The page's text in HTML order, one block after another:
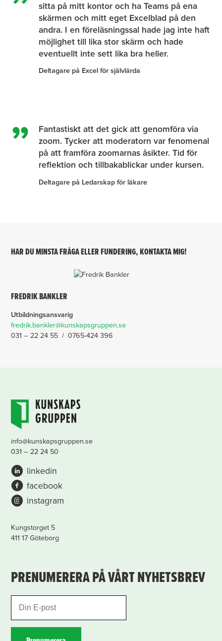
sitta på mitt kontor och ha Teams på ena
skärmen och mitt eget Excelblad på den
andra. I en föreläsningssal hade jag inte haft
möjlighet till lika stor skärm och hade
eventuellt inte sett lika bra heller.
Deltagare på Excel för självlärda
Fantastiskt att det gick att genomföra via
zoom. Tycker att moderatorn var fenomenal
på att framföra zoomarnas åsikter. Tid för
reflektion och tillbakablickar under kursen.
Deltagare på Ledarskap för läkare
HAR DU MINSTA FRÅGA ELLER FUNDERING, KONTAKTA MIG!
FREDRIK BANKLER
Utbildningsansvarig
fredrik.bankler@kunskapsgruppen.se
031 – 22 24 55 / 0765-424 396
info@kunskapsgruppen.se
031 – 22 24 50
linkedin
facebook
instagram
Kungstorget 5
411 17 Göteborg
PRENUMERERA PÅ VÅRT NYHETSBREV